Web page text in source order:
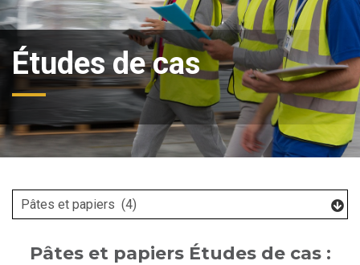
Études de cas
Pâtes et papiers Études de cas :